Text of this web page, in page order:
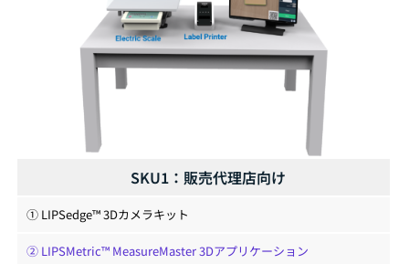
SKU1：販売代理店向け
① LIPSedge™ 3Dカメラキット
② LIPSMetric™ MeasureMaster 3Dアプリケーション